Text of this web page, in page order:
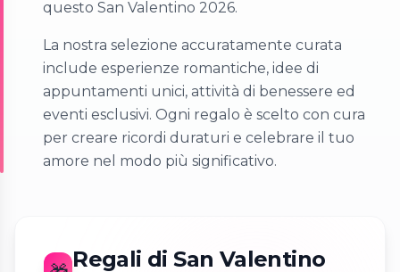
questo San Valentino 2026.
La nostra selezione accuratamente curata
include esperienze romantiche, idee di
appuntamenti unici, attività di benessere ed
eventi esclusivi. Ogni regalo è scelto con cura
per creare ricordi duraturi e celebrare il tuo
amore nel modo più significativo.
Regali di San Valentino